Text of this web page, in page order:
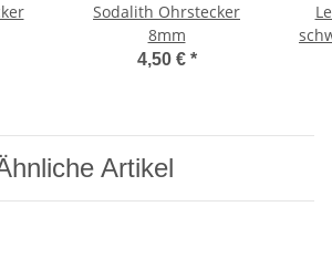
Sodalith Ohrstecker
8mm
4,50 € *
Artikel